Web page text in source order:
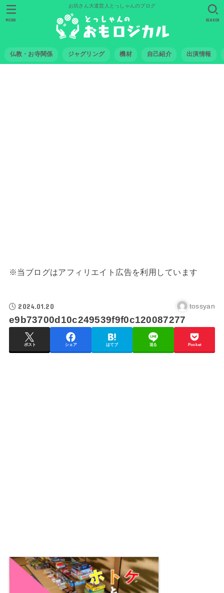
お坊さん大道芸人とっしゃんのブログ
仏教・お寺関係 ジャグリング 機材 自己紹介 出演情報
SEARCH
MENU
※当ブログはアフィリエイト広告を利用しています
2024.01.20 tossyan
e9b73700d10c249539f9f0c120087277
ポスト シェア はてブ 送る Pocket